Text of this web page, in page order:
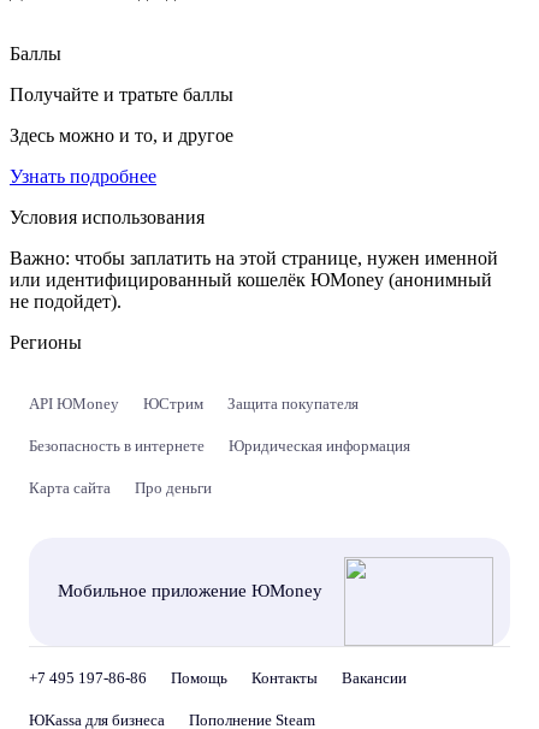
Баллы
Получайте и тратьте баллы
Здесь можно и то, и другое
Узнать подробнее
Условия использования
Важно: чтобы заплатить на этой странице, нужен именной
или идентифицированный кошелёк ЮMoney (анонимный
не подойдет).
Регионы
API ЮMoney ЮСтрим Защита покупателя
Безопасность в интернете Юридическая информация
Карта сайта Про деньги
Мобильное приложение ЮMoney
+7 495 197-86-86 Помощь Контакты Вакансии
ЮKassa для бизнеса Пополнение Steam